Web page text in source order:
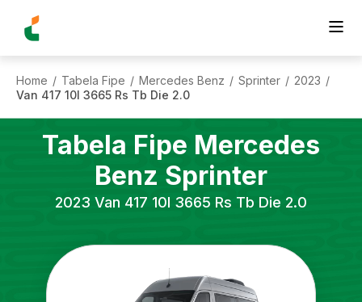
Home / Tabela Fipe / Mercedes Benz / Sprinter / 2023 /
Van 417 10l 3665 Rs Tb Die 2.0
Tabela Fipe Mercedes
Benz Sprinter
2023 Van 417 10l 3665 Rs Tb Die 2.0